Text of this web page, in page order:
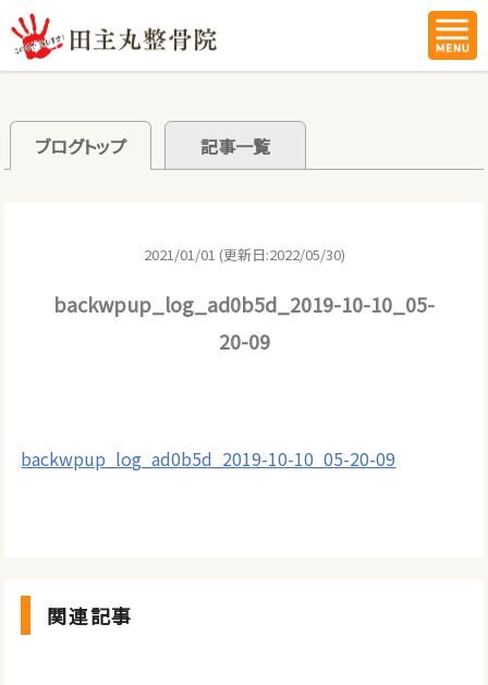
ブログトップ 記事一覧
2021/01/01 (更新日:2022/05/30)
backwpup_log_ad0b5d_2019-10-10_05-
20-09
backwpup_log_ad0b5d_2019-10-10_05-20-09
関連記事